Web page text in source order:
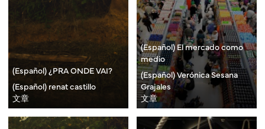
(Español) ¿PRA ONDE VAI?
(Español) renat castillo
文章
(Español) El mercado como
medio
(Español) Verónica Sesana
Grajales
文章